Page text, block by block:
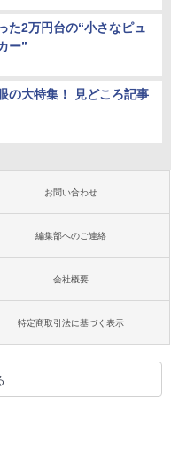
た2万円台の“小さなピュ
ー”
の大特集！ 見どころ記事
お問い合わせ
編集部へのご連絡
会社概要
特定商取引法に基づく表示